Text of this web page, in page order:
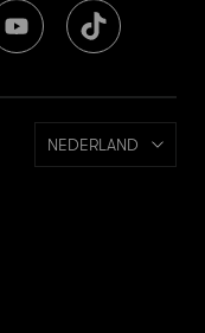
NEDERLAND